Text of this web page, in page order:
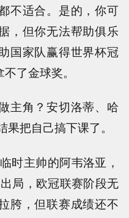
不适合。是的，你可
，但你无法帮助俱乐
国家队赢得世界杯冠
了金球奖。
主角？安切洛蒂、哈
把自己搞下课了。
时主帅的阿韦洛亚，
局，欧冠联赛阶段无
胯，但联赛成绩还不